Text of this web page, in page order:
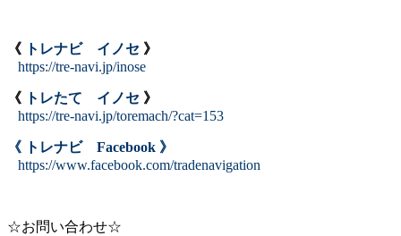
《 トレナビ イノセ 》
https://tre-navi.jp/inose
《 トレたて イノセ 》
https://tre-navi.jp/toremach/?cat=153
《 トレナビ Facebook 》
https://www.facebook.com/tradenavigation
☆お問い合わせ☆